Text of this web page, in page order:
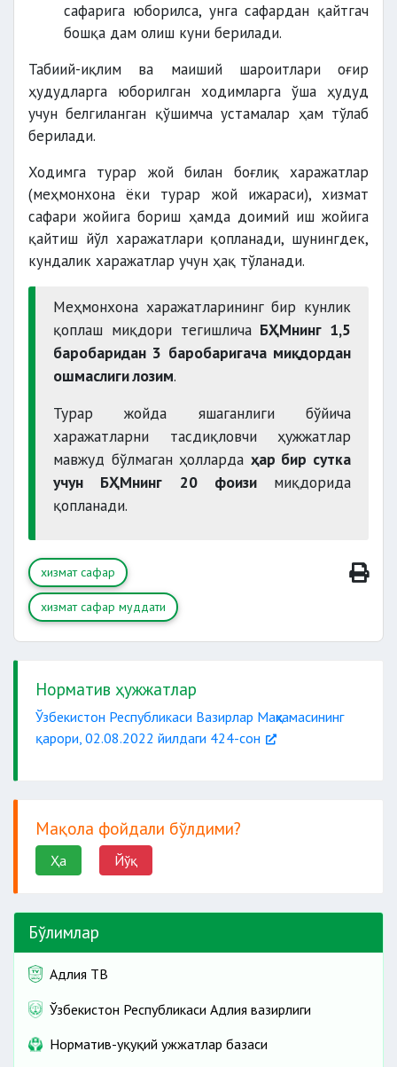
сафарига юборилса, унга сафардан қайтгач
бошқа дам олиш куни берилади.
Табиий-иқлим ва маиший шароитлари оғир
ҳудудларга юборилган ходимларга ўша ҳудуд
учун белгиланган қўшимча устамалар ҳам тўлаб
берилади.
Ходимга турар жой билан боғлиқ харажатлар
(меҳмонхона ёки турар жой ижараси), хизмат
сафари жойига бориш ҳамда доимий иш жойига
қайтиш йўл харажатлари қопланади, шунингдек,
кундалик харажатлар учун ҳақ тўланади.
Меҳмонхона харажатларининг бир кунлик
қоплаш миқдори тегишлича БҲМнинг 1,5
баробаридан 3 баробаригача миқдордан
ошмаслиги лозим.
Турар жойда яшаганлиги бўйича
харажатларни тасдиқловчи ҳужжатлар
мавжуд бўлмаган ҳолларда ҳар бир сутка
учун БҲМнинг 20 фоизи миқдорида
қопланади.
хизмат сафар
хизмат сафар муддати
Норматив ҳужжатлар
Ўзбекистон Республикаси Вазирлар Маҳкамасининг
қарори, 02.08.2022 йилдаги 424-сон
Мақола фойдали бўлдими?
Ҳа Йўқ
Бўлимлар
Адлия ТВ
Ўзбекистон Республикаси Адлия вазирлиги
Норматив-ҳуқуқий ҳужжатлар базаси